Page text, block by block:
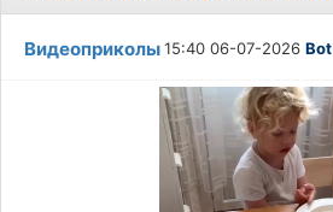
Видеоприколы15:40 06-07-2026Bot